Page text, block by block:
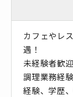
カフェやレ
遇！
未経験者歓迎
調理業務経
経験、学歴